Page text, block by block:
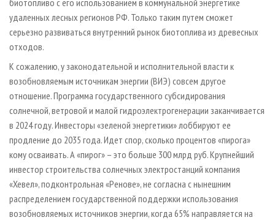
удаленных лесных регионов РФ. Только таким путем сможет
серьезно развиваться внутренний рынок биотоплива из древесных
отходов.
К сожалению, у законодательной и исполнительной власти к
возобновляемым источникам энергии (ВИЭ) совсем другое
отношение. Программа государственного субсидирования
солнечной, ветровой и малой гидроэлектрогенерации заканчивается
в 2024 году. Инвесторы «зеленой энергетики» лоббируют ее
продление до 2035 года. Идет спор, сколько процентов «пирога»
кому осваивать. А «пирог» – это больше 300 млрд руб. Крупнейший
инвестор строительства солнечных электростанций компания
«Хевел», подконтрольная «Ренове», не согласна с нынешним
распределением государственной поддержки использования
возобновляемых источников энергии, когда 65% направляется на